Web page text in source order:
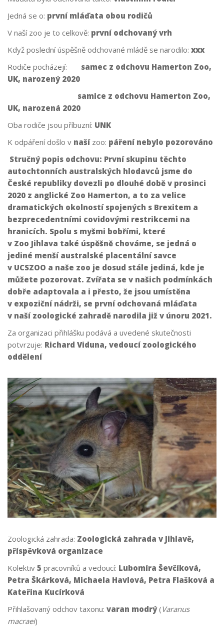
Jedná se o: první mláďata obou rodičů
V naší zoo je to celkově: první odchovaný vrh
Když poslední úspěšně odchované mládě se narodilo: xxx
Rodiče pocházejí: samec z odchovu Hamerton Zoo,
UK, narozený 2020
samice z odchovu Hamerton Zoo,
UK, narozená 2020
Oba rodiče jsou příbuzní: UNK
K odpáření došlo v našízoo: páření nebylo pozorováno
Stručný popis odchovu: První skupinu těchto
autochtonních australských hlodavců jsme do
České republiky dovezli po dlouhé době v prosinci
2020 z anglické Zoo Hamerton, a to za velice
dramatických okolností spojených s Brexitem a
bezprecedentními covidovými restrikcemi na
hranicích. Spolu s myšmi bobřími, které
v Zoo Jihlava také úspěšně chováme, se jedná o
jediné menší australské placentální savce
v UCSZOO a naše zoo je dosud stále jediná, kde je
můžete pozorovat. Zvířata se v našich podmínkách
dobře adaptovala a i přesto, že jsou umístěna
v expoziční nádrži, se první odchovaná mláďata
v naší zoologické zahradě narodila již v únoru 2021.
Za organizaci přihlášku podává a uvedené skutečnosti
potvrzuje: Richard Viduna, vedoucí zoologického
oddělení
Zoologická zahrada: Zoologická zahrada v Jihlavě,
příspěvková organizace
Kolektiv 5 pracovníků a vedoucí: Lubomíra Ševčíková,
Petra Škárková, Michaela Havlová, Petra Flašková a
Kateřina Kucírková
Přihlašovaný odchov taxonu: varan modrý(Varanus
macraei)